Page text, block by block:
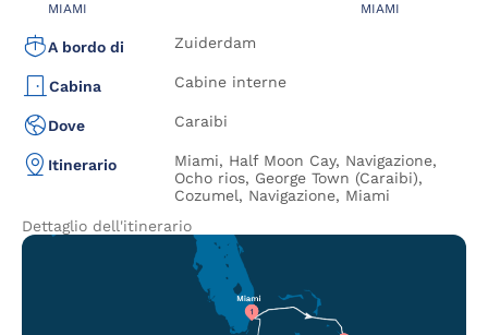
MIAMI MIAMI
A bordo di Zuiderdam
Cabina Cabine interne
Dove Caraibi
Itinerario
Miami, Half Moon Cay, Navigazione,
Ocho rios, George Town (Caraibi),
Cozumel, Navigazione, Miami
Dettaglio dell'itinerario